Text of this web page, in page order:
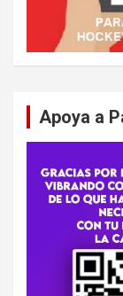
Apoya a